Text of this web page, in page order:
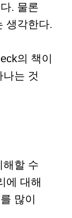
. 물론
생각한다.
의 책이
는 것
해할 수
에 대해
많이